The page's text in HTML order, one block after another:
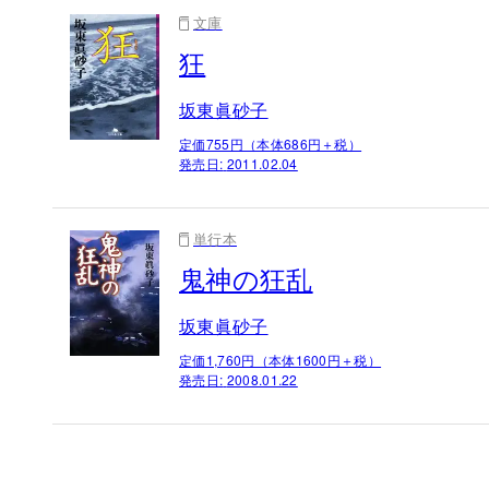
文庫
狂
坂東眞砂子
定価755円（本体686円＋税）
発売日: 2011.02.04
単行本
鬼神の狂乱
坂東眞砂子
定価1,760円（本体1600円＋税）
発売日: 2008.01.22